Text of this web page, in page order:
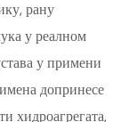
рану
у реалном
у примени
допринесе
хидроагрегата,